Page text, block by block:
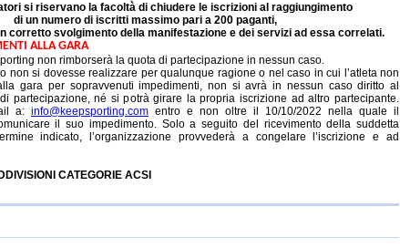
si riservano la facoltà di chiudere le iscrizioni al raggiungimento
di un numero di iscritti massimo pari a 200 paganti,
corretto svolgimento della manifestazione e dei servizi ad essa correlati.
ALLA GARA
non rimborserà la quota di partecipazione in nessun caso.
non si dovesse realizzare per qualunque ragione o nel caso in cui l’atleta non
gara per sopravvenuti impedimenti, non si avrà in nessun caso diritto al
partecipazione, né si potrà girare la propria iscrizione ad altro partecipante.
a: info@keepsporting.com entro e non oltre il 10/10/2022 nella quale il
il suo impedimento. Solo a seguito del ricevimento della suddetta
indicato, l’organizzazione provvederà a congelare l’iscrizione e ad
CATEGORIE ACSI